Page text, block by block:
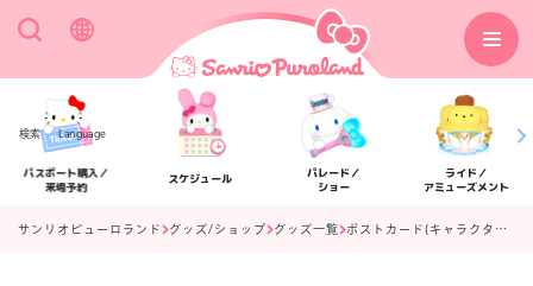
検索 Language
パスポート購入／
来場予約
スケジュール
パレード／
ショー
ライド／
アミューズメント
サンリオピューロランド グッズ/ショップ グッズ一覧 ポストカード(キャラクターフードコート)